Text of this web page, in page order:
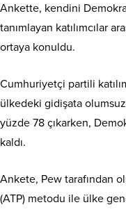
Ankette, kendini
tanımlayan katılımcılar
ortaya konuldu.
Cumhuriyetçi partili
ülkedeki gidişata
yüzde 78 çıkarken,
kaldı.
Ankete, Pew tarafından
(ATP) metodu ile ülke